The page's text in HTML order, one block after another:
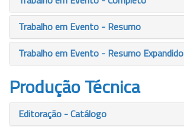
Trabalho em Evento - Resumo
Trabalho em Evento - Resumo Expandido
Produção Técnica
Editoração - Catálogo